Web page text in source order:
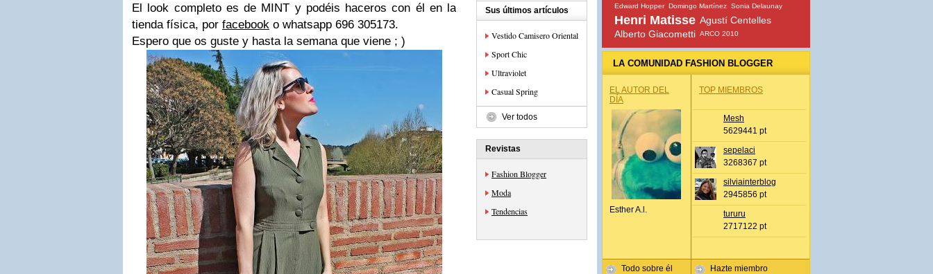
El look completo es de MINT y podéis haceros con él en la
tienda física, por facebook o whatsapp 696 305173.
Espero que os guste y hasta la semana que viene ; )
Sus últimos artículos
Vestido Camisero Oriental
Sport Chic
Ultraviolet
Casual Spring
Ver todos
Revistas
Fashion Blogger
Moda
Tendencias
Edward Hopper Domingo Martínez Sonia Delaunay
Henri Matisse Agustí Centelles
Alberto Giacometti ARCO 2010
LA COMUNIDAD FASHION BLOGGER
EL AUTOR DEL
DÍA
Esther A.l.
Todo sobre él
TOP MIEMBROS
Mesh
5629441 pt
sepelaci
3268367 pt
silviainterblog
2945856 pt
tururu
2717122 pt
Hazte miembro